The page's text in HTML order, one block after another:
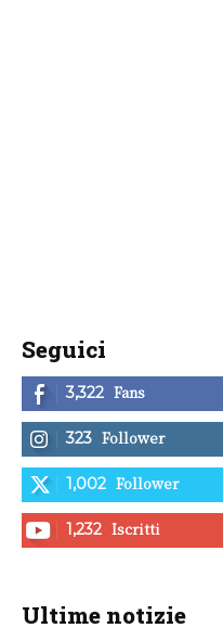
Seguici
3,322 Fans
323 Follower
1,002 Follower
1,232 Iscritti
Ultime notizie